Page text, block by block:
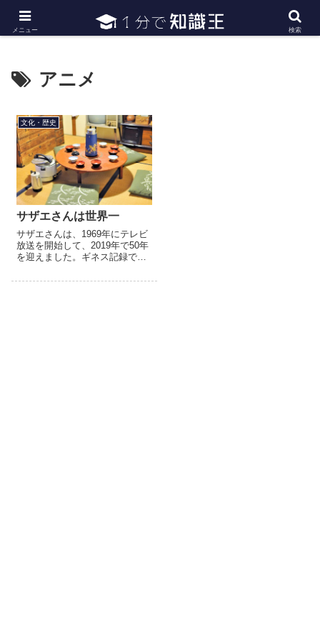
日常で必要な常識・知識や雑学・豆知識を幅広く紹介
アニメ
文化・歴史
サザエさんは世界一
サザエさんは、1969年にテレビ
放送を開始して、2019年で50年
を迎えました。ギネス記録で
いるテレビアニメ番組とされて
メニュー 検索